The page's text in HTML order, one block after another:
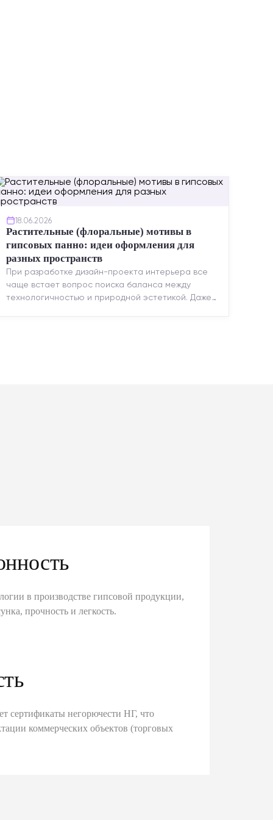
18.06.2026
Растительные (флоральные) мотивы в
гипсовых панно: идеи оформления для
разных пространств
При разработке дизайн-проекта интерьера все
чаще встает вопрос поиска баланса между
технологичностью и природной эстетикой. Даже
в производстве гипсовой продукции,
прочность и легкость.
сертификаты негорючести НГ, что
коммерческих объектов (торговых